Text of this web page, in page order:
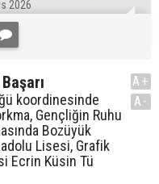
2026
koordinesinde
Gençliğin Ruhu
Bozüyük
Lisesi, Grafik
Ecrin Küsin Tü
A+
A-